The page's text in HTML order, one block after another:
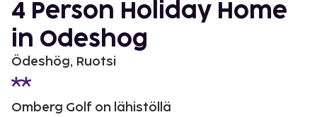
4 Person Holiday Home
in Odeshog
Ödeshög, Ruotsi
Omberg Golf on lähistöllä